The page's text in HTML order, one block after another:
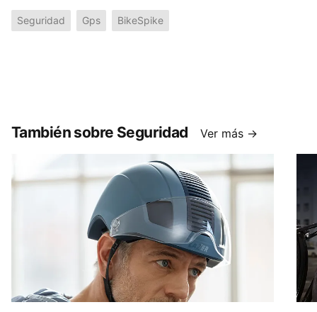
Seguridad Gps BikeSpike
También sobre Seguridad Ver más →